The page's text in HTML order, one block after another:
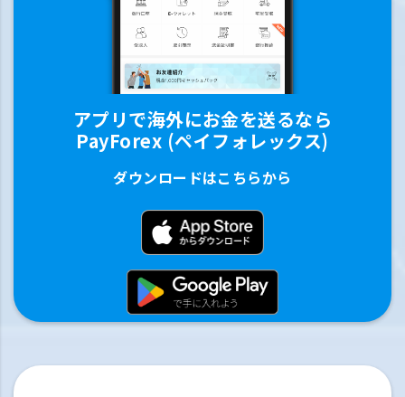
アプリで海外にお金を送るなら
PayForex (ペイフォレックス)
ダウンロードはこちらから